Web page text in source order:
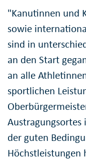
"Kanutinnen und
sowie
sind in
an den Start
an alle
sportlichen
der guten
Höchstleistungen